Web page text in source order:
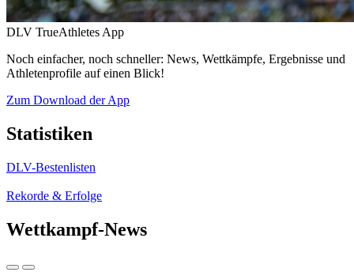
DLV TrueAthletes App
Noch einfacher, noch schneller: News, Wettkämpfe, Ergebnisse und
Athletenprofile auf einen Blick!
Zum Download der App
Statistiken
DLV-Bestenlisten
Rekorde & Erfolge
Wettkampf-News